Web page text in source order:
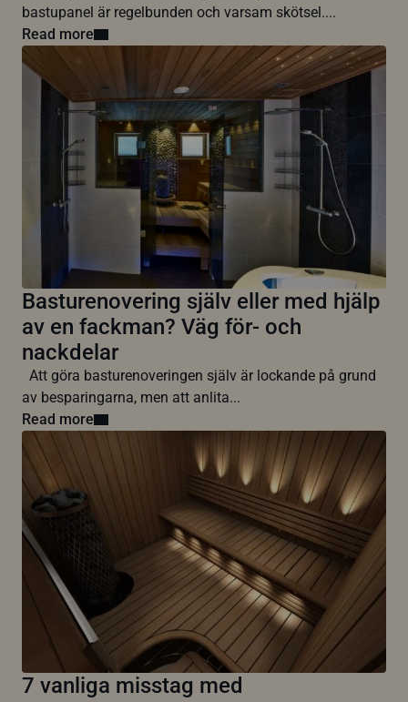
bastupanel är regelbunden och varsam skötsel....
Read more
Basturenovering själv eller med hjälp
av en fackman? Väg för- och
nackdelar
Att göra basturenoveringen själv är lockande på grund
av besparingarna, men att anlita...
Read more
7 vanliga misstag med